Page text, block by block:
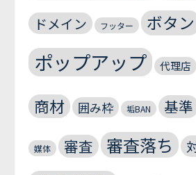
ドメイン フッター ボタン
ポップアップ 代理店
商材 囲み枠 垢BAN 基準
媒体 審査 審査落ち